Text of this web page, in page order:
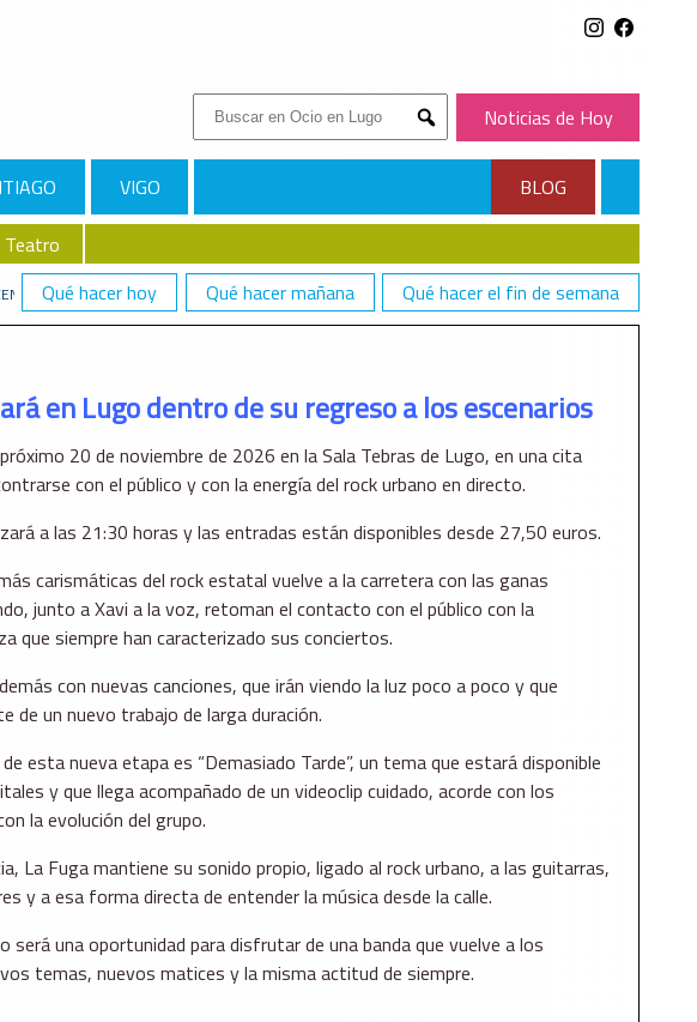
Buscar:
Submit
Noticias de Hoy
VIGO
BLOG
Teatro
Qué hacer hoy
Qué hacer mañana Qué hacer el fin de semana
en Lugo dentro de su regreso a los escenarios
20 de noviembre de 2026 en la Sala Tebras de Lugo, en una cita
con el público y con la energía del rock urbano en directo.
a las 21:30 horas y las entradas están disponibles desde 27,50 euros.
carismáticas del rock estatal vuelve a la carretera con las ganas
junto a Xavi a la voz, retoman el contacto con el público con la
que siempre han caracterizado sus conciertos.
con nuevas canciones, que irán viendo la luz poco a poco y que
de un nuevo trabajo de larga duración.
esta nueva etapa es “Demasiado Tarde”, un tema que estará disponible
y que llega acompañado de un videoclip cuidado, acorde con los
la evolución del grupo.
La Fuga mantiene su sonido propio, ligado al rock urbano, a las guitarras,
y a esa forma directa de entender la música desde la calle.
será una oportunidad para disfrutar de una banda que vuelve a los
temas, nuevos matices y la misma actitud de siempre.